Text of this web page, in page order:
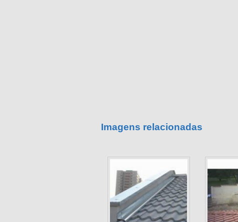
Imagens relacionadas